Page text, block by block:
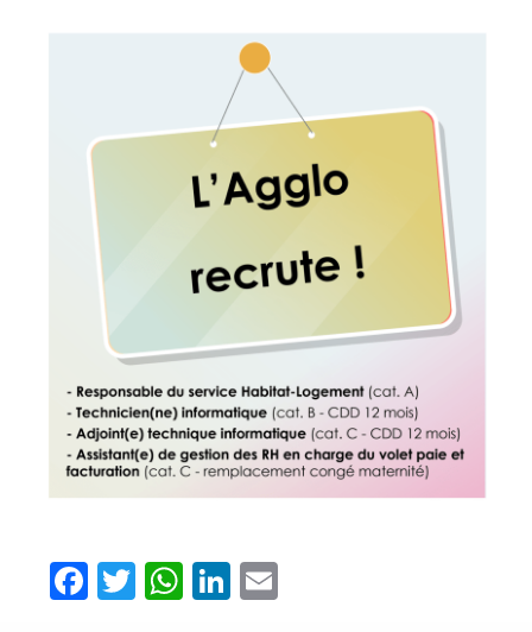
Facebook
Twitter
WhatsApp
LinkedIn